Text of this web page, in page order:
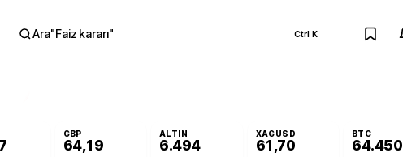
Ara"Faiz kararı" Ctrl K
GBP
64,19
ALTIN
6.494
XAGUSD
61,70
BTC
64.450